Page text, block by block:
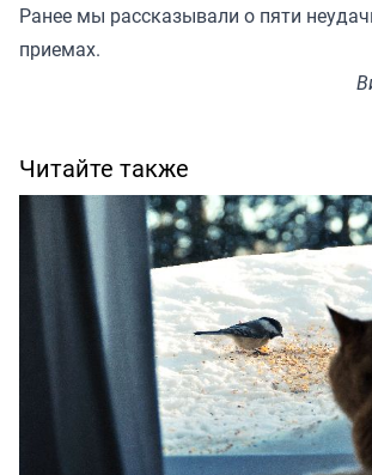
Ранее мы рассказывали о пяти
приемах.
Читайте также